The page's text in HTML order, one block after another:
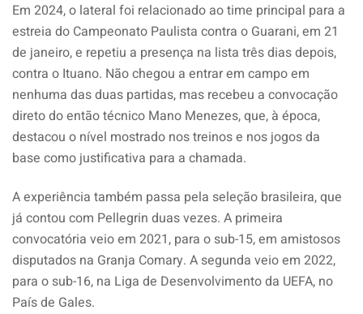
Em 2024, o lateral foi relacionado ao time principal para a
estreia do Campeonato Paulista contra o Guarani, em 21
de janeiro, e repetiu a presença na lista três dias depois,
contra o Ituano. Não chegou a entrar em campo em
nenhuma das duas partidas, mas recebeu a convocação
direto do então técnico Mano Menezes, que, à época,
destacou o nível mostrado nos treinos e nos jogos da
base como justificativa para a chamada.
A experiência também passa pela seleção brasileira, que
já contou com Pellegrin duas vezes. A primeira
convocatória veio em 2021, para o sub-15, em amistosos
disputados na Granja Comary. A segunda veio em 2022,
para o sub-16, na Liga de Desenvolvimento da UEFA, no
País de Gales.